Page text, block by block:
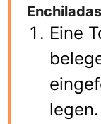
Eine